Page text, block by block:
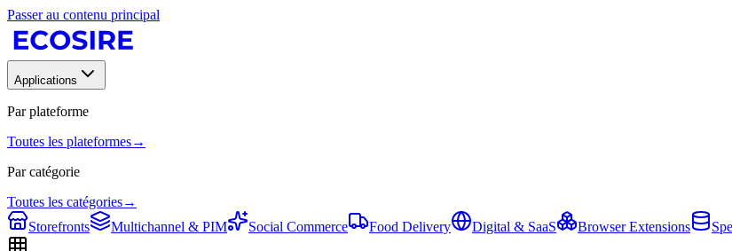
Passer au contenu principal
Applications
Par plateforme
Toutes les plateformes→
Par catégorie
Toutes les catégories→
Storefronts
Multichannel & PIM Social Commerce Food Delivery Digital & SaaS Browser Extensions